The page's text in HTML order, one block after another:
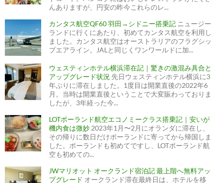
んありますが、円安の昨今これらのレ...
カンタス航空QF60 羽田→シドニー搭乗記 ニュージー
ランドに行くにあたり、初めてカンタス航空を利用し
ました。カンタス航空はオーストラリアのフラグシッ
プエアライン。JALと同じくワンワールドに加...
ウェスティンホテル横浜滞在記｜驚きの激混み具合と
アップグレード状況 先日ウェスティンホテル横浜に3
年ぶりに滞在しました。1度目は開業直後の2022年6
月。当時は開業直後ということで大変賑わっておりま
したが、3年経った今...
LOTポーランド航空エコノミークラス搭乗記｜安いが
機内食は微妙 2023年1月〜2月にオランダに滞在し、
その帰りに数日だけポーランドに寄ってから帰国しま
した。ポーランドも初めてですし、LOTポーランド航
空も初めての...
JWマリオット オークランド宿泊記 最上階へ無料アッ
プグレード オークランド滞在最終日は、ホテルを移